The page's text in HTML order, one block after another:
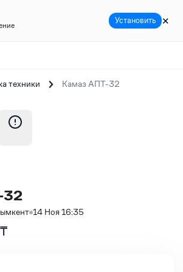
техники Камаз АПТ-32
32
14 Ноя 16:35
₸
Установить ✕